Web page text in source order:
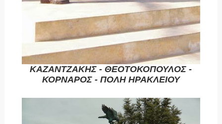
ΚΑΖΑΝΤΖΑΚΗΣ - ΘΕΟΤΟΚΟΠΟΥΛΟΣ -
ΚΟΡΝΑΡΟΣ - ΠΟΛΗ ΗΡΑΚΛΕΙΟΥ